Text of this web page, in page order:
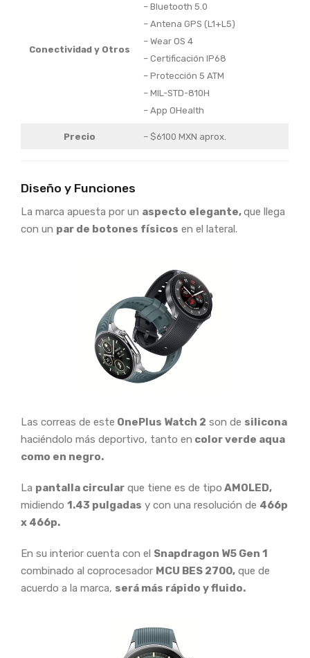
Conectividad y Otros
– Bluetooth 5.0
– Antena GPS (L1+L5)
– Wear OS 4
– Certificación IP68
– Protección 5 ATM
– MIL-STD-810H
– App OHealth
Precio – $6100 MXN aprox.
Diseño y Funciones
La marca apuesta por un aspecto elegante,que llega
con un par de botones físicos en el lateral.
Las correas de este OnePlus Watch 2 son de silicona
haciéndolo más deportivo, tanto en color verde aqua
como en negro.
La pantalla circular que tiene es de tipo AMOLED,
midiendo 1.43 pulgadas y con una resolución de 466p
x 466p.
En su interior cuenta con el Snapdragon W5 Gen 1
combinado al coprocesador MCU BES 2700, que de
acuerdo a la marca, será más rápido y fluido.